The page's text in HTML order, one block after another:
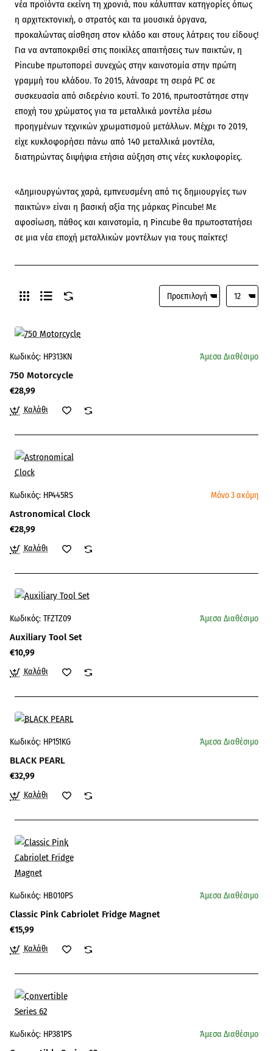
νέα προϊόντα εκείνη τη χρονιά, που κάλυπταν κατηγορίες όπως
η αρχιτεκτονική, ο στρατός και τα μουσικά όργανα,
προκαλώντας αίσθηση στον κλάδο και στους λάτρεις του είδους!
Για να ανταποκριθεί στις ποικίλες απαιτήσεις των παικτών, η
Pincube πρωτοπορεί συνεχώς στην καινοτομία στην πρώτη
γραμμή του κλάδου. Το 2015, λάνσαρε τη σειρά PC σε
συσκευασία από σιδερένιο κουτί. Το 2016, πρωτοστάτησε στην
εποχή του χρώματος για τα μεταλλικά μοντέλα μέσω
προηγμένων τεχνικών χρωματισμού μετάλλων. Μέχρι το 2019,
είχε κυκλοφορήσει πάνω από 140 μεταλλικά μοντέλα,
διατηρώντας διψήφια ετήσια αύξηση στις νέες κυκλοφορίες.
«Δημιουργώντας χαρά, εμπνευσμένη από τις δημιουργίες των
παικτών» είναι η βασική αξία της μάρκας Pincube! Με
αφοσίωση, πάθος και καινοτομία, η Pincube θα πρωτοστατήσει
σε μια νέα εποχή μεταλλικών μοντέλων για τους παίκτες!
Κωδικός: HP313KN Άμεσα Διαθέσιμο
750 Motorcycle
€28,99
Καλάθι
Κωδικός: HP445RS Μόνο 3 ακόμη
Astronomical Clock
€28,99
Καλάθι
Κωδικός: TFZTZ09 Άμεσα Διαθέσιμο
Auxiliary Tool Set
€10,99
Καλάθι
Κωδικός: HP151KG Άμεσα Διαθέσιμο
BLACK PEARL
€32,99
Καλάθι
Κωδικός: HB010PS Άμεσα Διαθέσιμο
Classic Pink Cabriolet Fridge Magnet
€15,99
Καλάθι
Κωδικός: HP381PS Άμεσα Διαθέσιμο